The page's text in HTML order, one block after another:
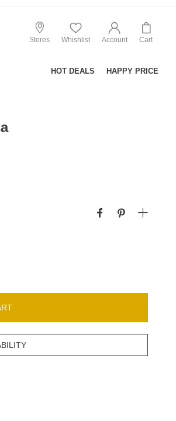
Stores Whishlist Account Cart
HOT DEALS HAPPY PRICE